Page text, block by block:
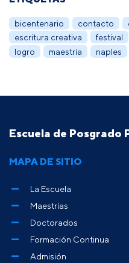
bicentenario contacto
escritura creativa
festival
logro
maestría naples
Escuela de Posgrado
MAPA DE SITIO
La Escuela
Maestrías
Doctorados
Formación Continua
Admisión